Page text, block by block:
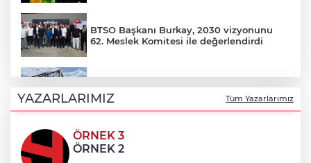
BTSO Başkanı Burkay, 2030 vizyonunu
62. Meslek Komitesi ile değerlendirdi
Balıkesir’de kıyılar anlık takip ediliyor
“Bu Kampta Hayat Var” projesi özel
bireylere yaz tatili sunuyor
YAZARLARIMIZ Tüm Yazarlarımız
ÖRNEK 3
ÖRNEK 2